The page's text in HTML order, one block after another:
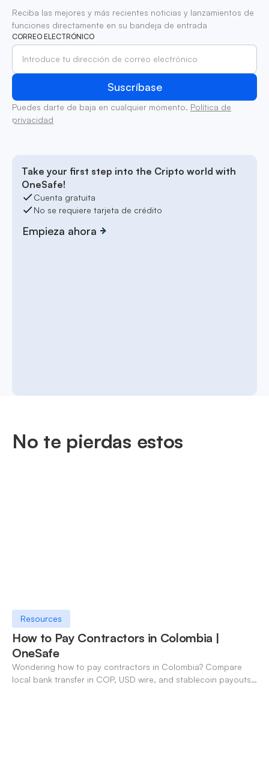
Reciba las mejores y más recientes noticias y lanzamientos de
funciones directamente en su bandeja de entrada
CORREO ELECTRÓNICO
Puedes darte de baja en cualquier momento. Política de
privacidad
Take your first step into the Cripto world with
OneSafe!
Cuenta gratuita
No se requiere tarjeta de crédito
Empieza ahora
No te pierdas estos
Resources
How to Pay Contractors in Colombia |
OneSafe
Wondering how to pay contractors in Colombia? Compare
local bank transfer in COP, USD wire, and stablecoin payouts.